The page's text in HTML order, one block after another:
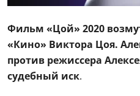
Фильм «Цой» 2020
«Кино» Виктора Цоя.
против режиссера
судебный иск.